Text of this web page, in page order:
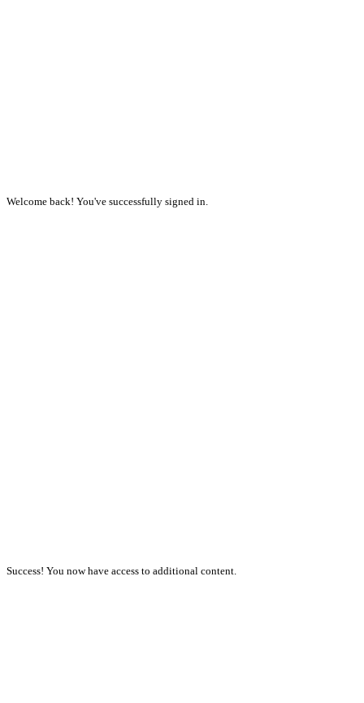
Welcome back! You've successfully signed in.
Success! You now have access to additional content.